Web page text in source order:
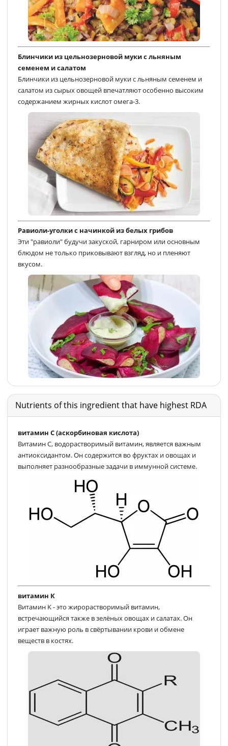
Блинчики из цельнозерновой муки с льняным
семенем и салатом
Блинчики из цельнозерновой муки с льняным семенем и
салатом из сырых овощей впечатляют особенно высоким
содержанием жирных кислот омега-3.
Равиоли-уголки с начинкой из белых грибов
Эти "равиоли" будучи закуской, гарниром или основным
блюдом не только приковывают взгляд, но и пленяют
вкусом.
Nutrients of this ingredient that have highest RDA
витамин С (аскорбиновая кислота)
Витамин C, водорастворимый витамин, является важным
антиоксидантом. Он содержится во фруктах и овощах и
выполняет разнообразные задачи в иммунной системе.
витамин К
Витамин K - это жирорастворимый витамин,
встречающийся также в зелёных овощах и салатах. Он
играет важную роль в свёртывании крови и обмене
веществ в костях.